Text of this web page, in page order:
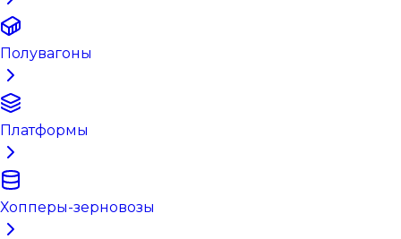
Полувагоны
Платформы
Хопперы-зерновозы